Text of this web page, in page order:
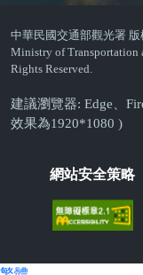
中華民國交通部觀光署
Ministry of Transportation
Rights Reserved.
建議瀏覽器: Edge、
效果為1920*1080 )
網站安全策略